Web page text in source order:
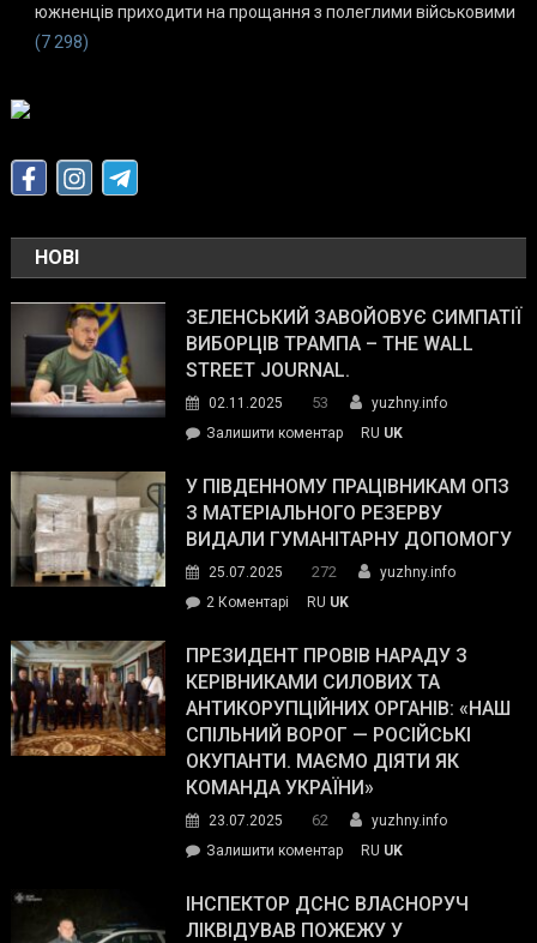
южненців приходити на прощання з полеглими військовими
(7 298)
НОВІ
ЗЕЛЕНСЬКИЙ ЗАВОЙОВУЄ СИМПАТІЇ
ВИБОРЦІВ ТРАМПА – THE WALL
STREET JOURNAL.
02.11.2025 53
yuzhny.info
Залишити коментарon
завойовує
симпатії
виборців
The
Street
Journal.
RU UK
У ПІВДЕННОМУ ПРАЦІВНИКАМ ОПЗ
З МАТЕРІАЛЬНОГО РЕЗЕРВУ
ВИДАЛИ ГУМАНІТАРНУ ДОПОМОГУ
25.07.2025 272
yuzhny.info
2 Коментарі
Південному
працівникам
ОПЗ
з
матеріального
резерву
гуманітарну
допомогу
RU UK
ПРЕЗИДЕНТ ПРОВІВ НАРАДУ З
КЕРІВНИКАМИ СИЛОВИХ ТА
АНТИКОРУПЦІЙНИХ ОРГАНІВ: «НАШ
СПІЛЬНИЙ ВОРОГ — РОСІЙСЬКІ
ОКУПАНТИ. МАЄМО ДІЯТИ ЯК
КОМАНДА УКРАЇНИ»
23.07.2025 62
yuzhny.info
Залишити коментарon
провів
нараду
RU UK
ІНСПЕКТОР ДСНС ВЛАСНОРУЧ
ЛІКВІДУВАВ ПОЖЕЖУ У